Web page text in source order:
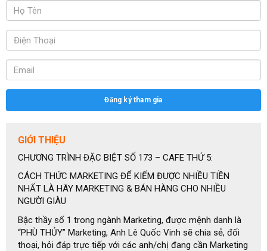
Đăng ký tham gia
GIỚI THIỆU
CHƯƠNG TRÌNH ĐẶC BIỆT SỐ 173 – CAFE THỨ 5:
CÁCH THỨC MARKETING ĐỂ KIẾM ĐƯỢC NHIỀU TIỀN
NHẤT LÀ HÃY MARKETING & BÁN HÀNG CHO NHIỀU
NGƯỜI GIÀU
Bậc thầy số 1 trong ngành Marketing, được mệnh danh là
“PHÙ THỦY” Marketing, Anh Lê Quốc Vinh sẽ chia sẻ, đối
thoại, hỏi đáp trực tiếp với các anh/chị đang cần Marketing